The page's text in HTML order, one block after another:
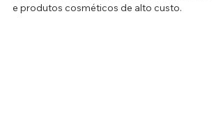
e produtos cosméticos de alto custo.